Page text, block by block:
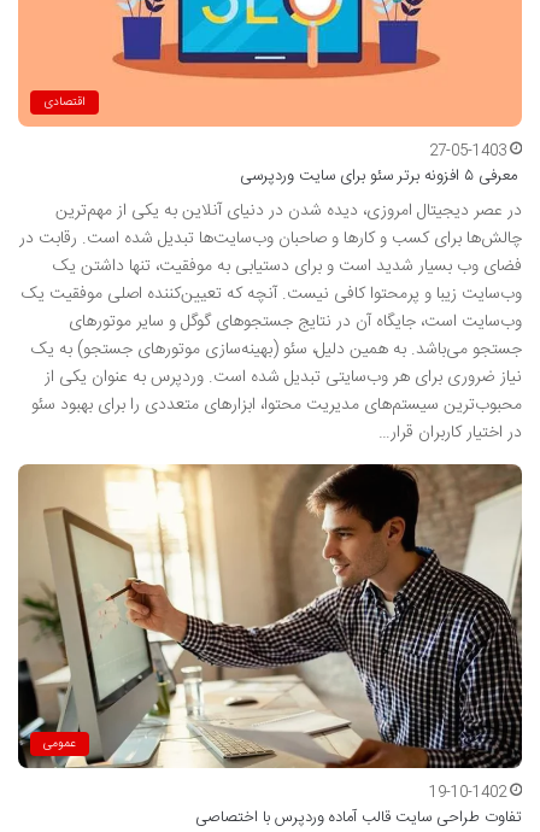
اقتصادی
27-05-1403
معرفی ۵ افزونه برتر سئو برای سایت وردپرسی
در عصر دیجیتال امروزی، دیده شدن در دنیای آنلاین به یکی از مهم‌ترین
چالش‌ها برای کسب و کارها و صاحبان وب‌سایت‌ها تبدیل شده است. رقابت در
فضای وب بسیار شدید است و برای دستیابی به موفقیت، تنها داشتن یک
وب‌سایت زیبا و پرمحتوا کافی نیست. آنچه که تعیین‌کننده اصلی موفقیت یک
وب‌سایت است، جایگاه آن در نتایج جستجوهای گوگل و سایر موتورهای
جستجو می‌باشد. به همین دلیل، سئو (بهینه‌سازی موتورهای جستجو) به یک
نیاز ضروری برای هر وب‌سایتی تبدیل شده است. وردپرس به عنوان یکی از
محبوب‌ترین سیستم‌های مدیریت محتوا، ابزارهای متعددی را برای بهبود سئو
در اختیار کاربران قرار…
عمومی
19-10-1402
تفاوت طراحی سایت قالب آماده وردپرس با اختصاصی